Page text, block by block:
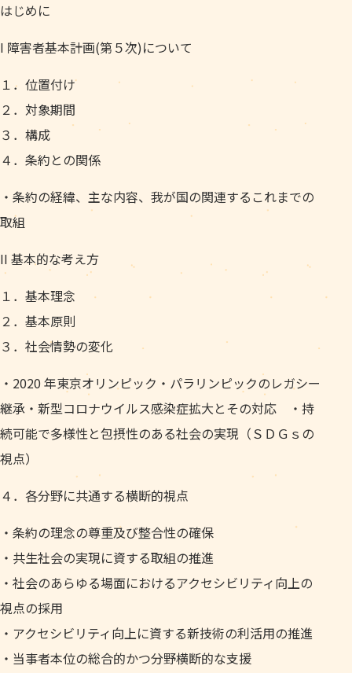
はじめに
I 障害者基本計画(第５次)について
１．位置付け
２．対象期間
３．構成
４．条約との関係
・条約の経緯、主な内容、我が国の関連するこれまでの
取組
II 基本的な考え方
１．基本理念
２．基本原則
３．社会情勢の変化
・2020 年東京オリンピック・パラリンピックのレガシー
継承・新型コロナウイルス感染症拡大とその対応 ・持
続可能で多様性と包摂性のある社会の実現（ＳＤＧｓの
視点）
４．各分野に共通する横断的視点
・条約の理念の尊重及び整合性の確保
・共生社会の実現に資する取組の推進
・社会のあらゆる場面におけるアクセシビリティ向上の
視点の採用
・アクセシビリティ向上に資する新技術の利活用の推進
・当事者本位の総合的かつ分野横断的な支援